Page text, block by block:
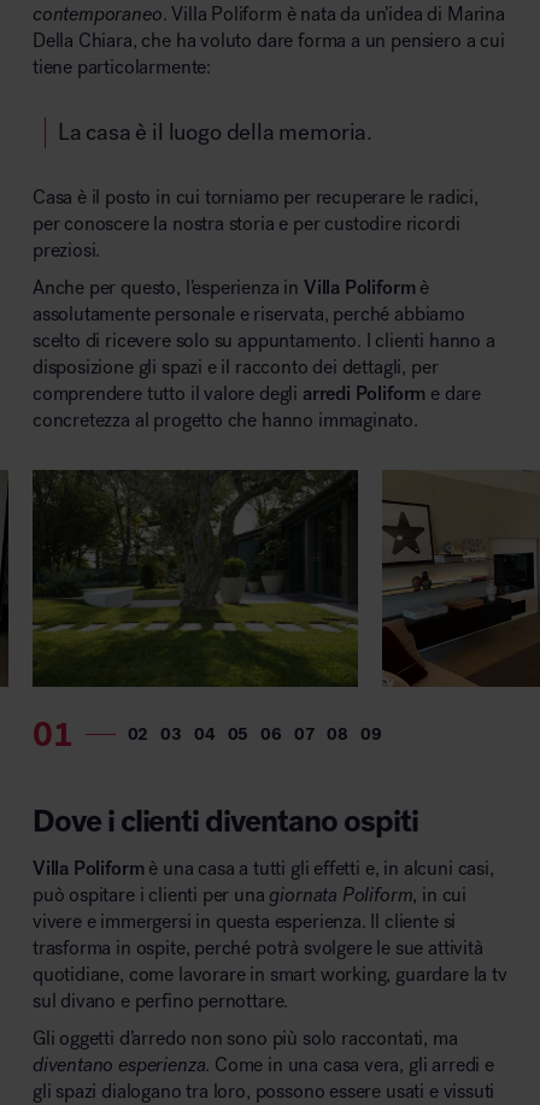
Area hospitality
MillerKnoll
contemporaneo. Villa Poliform è nata da un’idea di Marina
Della Chiara, che ha voluto dare forma a un pensiero a cui
tiene particolarmente:
La casa è il luogo della memoria.
Casa è il posto in cui torniamo per recuperare le radici,
per conoscere la nostra storia e per custodire ricordi
preziosi.
Anche per questo, l’esperienza in Villa Poliform è
assolutamente personale e riservata, perché abbiamo
scelto di ricevere solo su appuntamento. I clienti hanno a
disposizione gli spazi e il racconto dei dettagli, per
comprendere tutto il valore degli arredi Poliform e dare
concretezza al progetto che hanno immaginato.
Dove i clienti diventano ospiti
Villa Poliform è una casa a tutti gli effetti e, in alcuni casi,
può ospitare i clienti per una giornata Poliform, in cui
vivere e immergersi in questa esperienza. Il cliente si
trasforma in ospite, perché potrà svolgere le sue attività
quotidiane, come lavorare in smart working, guardare la tv
sul divano e perfino pernottare.
Gli oggetti d’arredo non sono più solo raccontati, ma
diventano esperienza. Come in una casa vera, gli arredi e
gli spazi dialogano tra loro, possono essere usati e vissuti